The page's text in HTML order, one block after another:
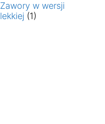
Zawory w wersji
lekkiej (1)